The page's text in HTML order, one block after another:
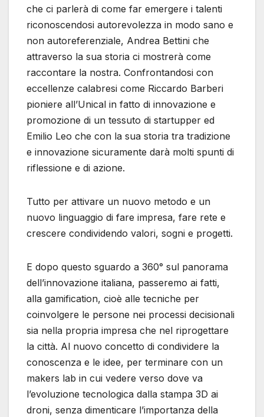
che ci parlerà di come far emergere i talenti
riconoscendosi autorevolezza in modo sano e
non autoreferenziale, Andrea Bettini che
attraverso la sua storia ci mostrerà come
raccontare la nostra. Confrontandosi con
eccellenze calabresi come Riccardo Barberi
pioniere all’Unical in fatto di innovazione e
promozione di un tessuto di startupper ed
Emilio Leo che con la sua storia tra tradizione
e innovazione sicuramente darà molti spunti di
riflessione e di azione.
Tutto per attivare un nuovo metodo e un
nuovo linguaggio di fare impresa, fare rete e
crescere condividendo valori, sogni e progetti.
E dopo questo sguardo a 360° sul panorama
dell’innovazione italiana, passeremo ai fatti,
alla gamification, cioè alle tecniche per
coinvolgere le persone nei processi decisionali
sia nella propria impresa che nel riprogettare
la città. Al nuovo concetto di condividere la
conoscenza e le idee, per terminare con un
makers lab in cui vedere verso dove va
l’evoluzione tecnologica dalla stampa 3D ai
droni, senza dimenticare l’importanza della